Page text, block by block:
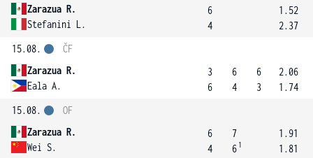
Zarazua R.
Stefanini L.
6
4
1.52
2.37
15.08.
Zarazua R.
Eala A.
ČF
3
6
6
4
6
3
2.06
1.74
15.08.
Zarazua R.
Wei S.
OF
6
4
7
6 1
1.91
1.81